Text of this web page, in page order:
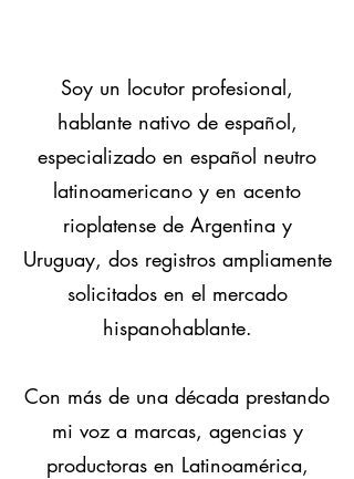
Soy un locutor profesional,
hablante nativo de español,
especializado en español neutro
latinoamericano y en acento
rioplatense de Argentina y
Uruguay, dos registros ampliamente
solicitados en el mercado
hispanohablante.
Con más de una década prestando
mi voz a marcas, agencias y
productoras en Latinoamérica,